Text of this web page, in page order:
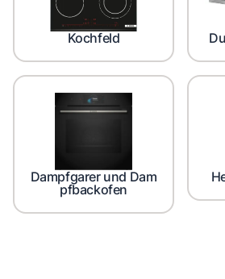
Kochfeld
Dampfgarer und Dam
pfbackofen